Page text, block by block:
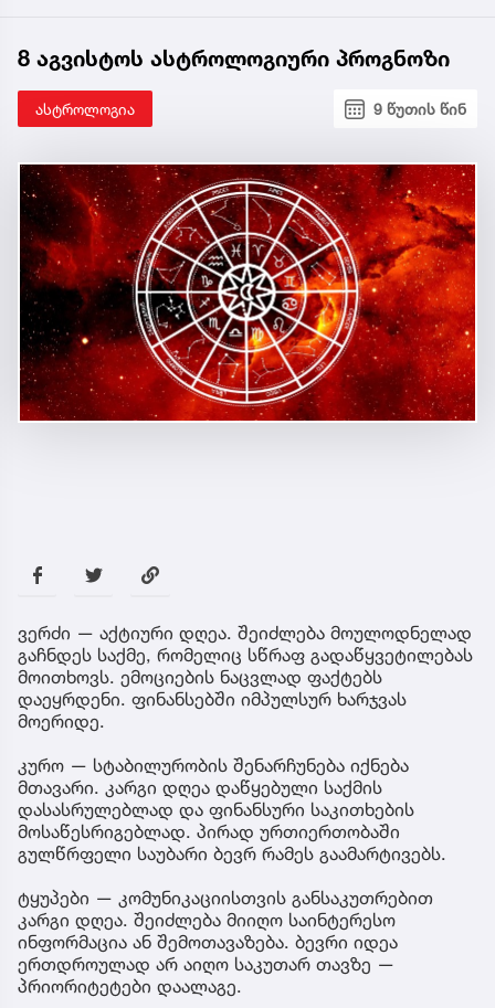
8 აგვისტოს ასტროლოგიური პროგნოზი
ასტროლოგია 9 წუთის წინ
ვერძი — აქტიური დღეა. შეიძლება მოულოდნელად
გაჩნდეს საქმე, რომელიც სწრაფ გადაწყვეტილებას
მოითხოვს. ემოციების ნაცვლად ფაქტებს
დაეყრდენი. ფინანსებში იმპულსურ ხარჯვას
მოერიდე.
კურო — სტაბილურობის შენარჩუნება იქნება
მთავარი. კარგი დღეა დაწყებული საქმის
დასასრულებლად და ფინანსური საკითხების
მოსაწესრიგებლად. პირად ურთიერთობაში
გულწრფელი საუბარი ბევრ რამეს გაამარტივებს.
ტყუპები — კომუნიკაციისთვის განსაკუთრებით
კარგი დღეა. შეიძლება მიიღო საინტერესო
ინფორმაცია ან შემოთავაზება. ბევრი იდეა
ერთდროულად არ აიღო საკუთარ თავზე —
პრიორიტეტები დაალაგე.